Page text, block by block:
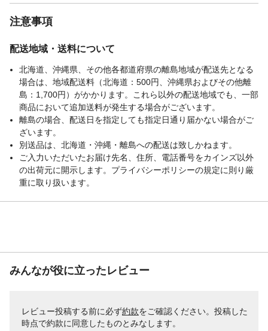
注意事項
配送地域・送料について
北海道、沖縄県、その他各都道府県の離島地域が配送先となる
場合は、地域配送料（北海道：500円、沖縄県およびその他離
島：1,700円）がかかります。これら以外の配送地域でも、一部
商品において追加送料が発生する場合がございます。
離島の場合、配送日を指定しても指定日通り届かない場合がご
ざいます。
別送品は、北海道・沖縄・離島への配送は致しかねます。
ご入力いただいたお届け先名、住所、電話番号をカインズ以外
の出荷元に開示します。プライバシーポリシーの規定に則り厳
重に取り扱います。
みんなが役に立ったレビュー
レビュー投稿する前に必ず約款をご確認ください。投稿した
時点で約款に同意したものとみなします。